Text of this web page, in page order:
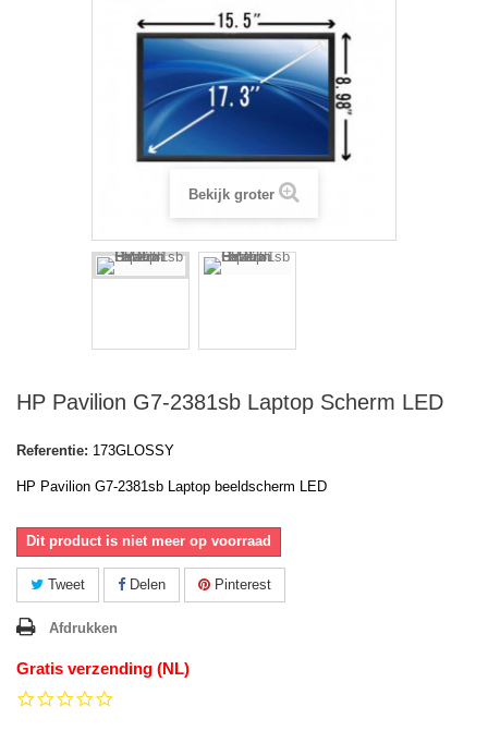
Bekijk groter
HP Pavilion G7-2381sb Laptop Scherm LED
Referentie: 173GLOSSY
HP Pavilion G7-2381sb Laptop beeldscherm LED
Dit product is niet meer op voorraad
Tweet Delen Pinterest
Afdrukken
Gratis verzending (NL)